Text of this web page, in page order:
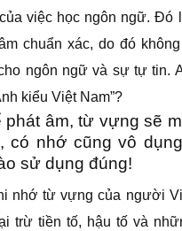
việc học ngôn ngữ. Đó
chuẩn xác, do đó
ngôn ngữ và sự tự tin.
kiểu Việt Nam”?
phát âm, từ vựng sẽ
có nhớ cũng vô
sử dụng đúng!
nhớ từ vựng của người
trừ tiền tố, hậu tố và